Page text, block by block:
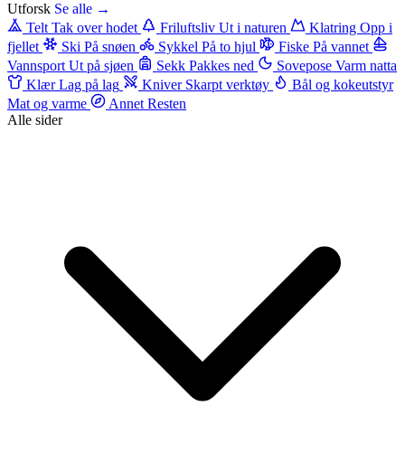
Utforsk Se alle →
Telt Tak over hodet Friluftsliv Ut i naturen Klatring Opp i
fjellet
Ski På snøen Sykkel På to hjul Fiske På vannet
Vannsport Ut på sjøen Sekk Pakkes ned Sovepose Varm natta
KlærLag på lag Kniver Skarpt verktøy
Bål og kokeutstyr
Mat og varme
Annet Resten
Alle sider